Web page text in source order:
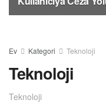
Ev Kategori Teknoloji
Teknoloji
Teknoloji